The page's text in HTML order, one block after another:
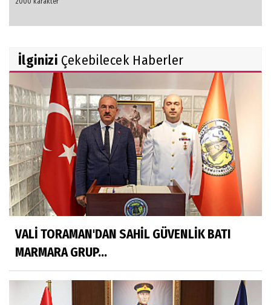
İlginizi Çekebilecek Haberler
VALİ TORAMAN'DAN SAHİL GÜVENLİK BATI
MARMARA GRUP...